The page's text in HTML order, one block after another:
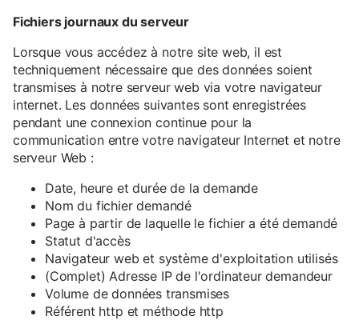
Fichiers journaux du serveur
Lorsque vous accédez à notre site web, il est
techniquement nécessaire que des données soient
transmises à notre serveur web via votre navigateur
internet. Les données suivantes sont enregistrées
pendant une connexion continue pour la
communication entre votre navigateur Internet et notre
serveur Web :
Date, heure et durée de la demande
Nom du fichier demandé
Page à partir de laquelle le fichier a été demandé
Statut d'accès
Navigateur web et système d'exploitation utilisés
(Complet) Adresse IP de l'ordinateur demandeur
Volume de données transmises
Référent http et méthode http